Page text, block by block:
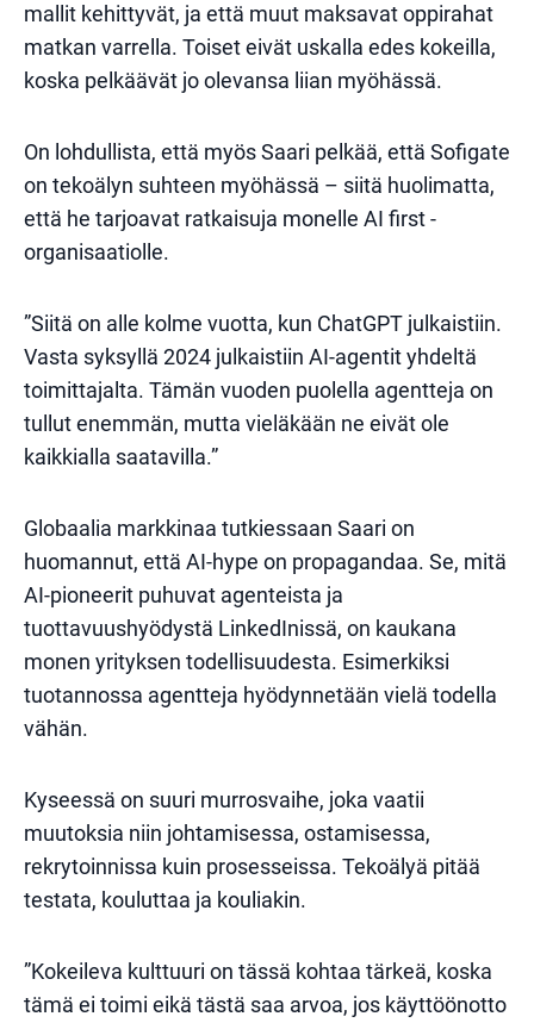
mallit kehittyvät, ja että muut maksavat oppirahat
matkan varrella. Toiset eivät uskalla edes kokeilla,
koska pelkäävät jo olevansa liian myöhässä.
On lohdullista, että myös Saari pelkää, että Sofigate
on tekoälyn suhteen myöhässä – siitä huolimatta,
että he tarjoavat ratkaisuja monelle AI first -
organisaatiolle.
”Siitä on alle kolme vuotta, kun ChatGPT julkaistiin.
Vasta syksyllä 2024 julkaistiin AI-agentit yhdeltä
toimittajalta. Tämän vuoden puolella agentteja on
tullut enemmän, mutta vieläkään ne eivät ole
kaikkialla saatavilla.”
Globaalia markkinaa tutkiessaan Saari on
huomannut, että AI-hype on propagandaa. Se, mitä
AI-pioneerit puhuvat agenteista ja
tuottavuushyödystä LinkedInissä, on kaukana
monen yrityksen todellisuudesta. Esimerkiksi
tuotannossa agentteja hyödynnetään vielä todella
vähän.
Kyseessä on suuri murrosvaihe, joka vaatii
muutoksia niin johtamisessa, ostamisessa,
rekrytoinnissa kuin prosesseissa. Tekoälyä pitää
testata, kouluttaa ja kouliakin.
”Kokeileva kulttuuri on tässä kohtaa tärkeä, koska
tämä ei toimi eikä tästä saa arvoa, jos käyttöönotto